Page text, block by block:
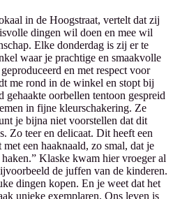
in de Hoogstraat, vertelt dat zij
dingen wil doen en mee wil
Elke donderdag is zij er te
waar je prachtige en smaakvolle
en met respect voor
me rond in de winkel en stopt bij
gehaakte oorbellen tentoon gespreid
in fijne kleurschakering. Ze
je bijna niet voorstellen dat dit
Zo teer en delicaat. Dit heeft een
een haaknaald, zo smal, dat je
Klaske kwam hier vroeger al
de juffen van de kinderen.
dingen kopen. En je weet dat het
unieke exemplaren. Ons leven is